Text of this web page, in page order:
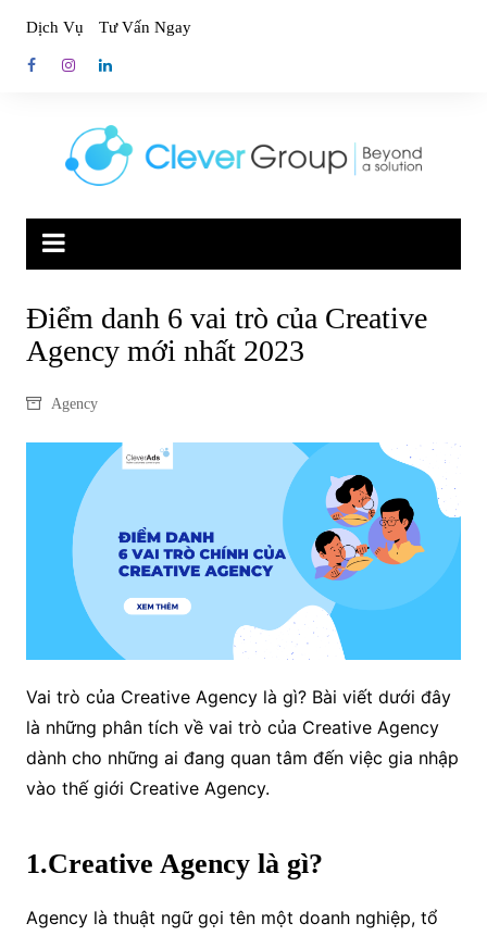
content
Dịch Vụ Tư Vấn Ngay
Điểm danh 6 vai trò của Creative
Agency mới nhất 2023
Agency
Vai trò của Creative Agency là gì? Bài viết dưới đây
là những phân tích về vai trò của Creative Agency
dành cho những ai đang quan tâm đến việc gia nhập
vào thế giới Creative Agency.
1.Creative Agency là gì?
Agency là thuật ngữ gọi tên một doanh nghiệp, tổ